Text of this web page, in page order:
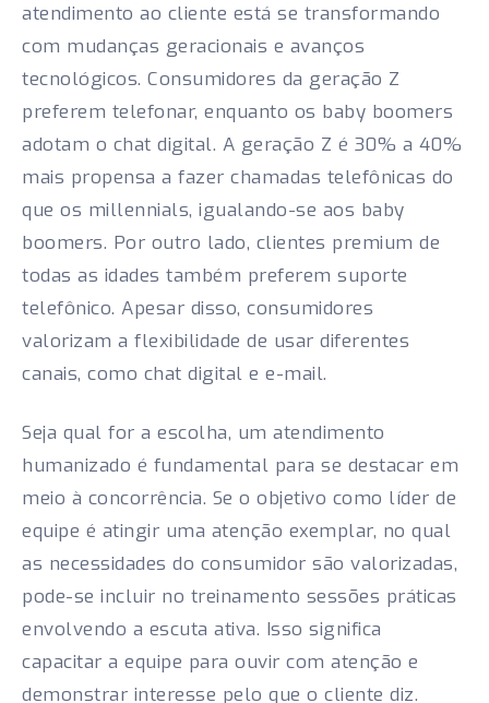
atendimento ao cliente está se transformando
com mudanças geracionais e avanços
tecnológicos. Consumidores da geração Z
preferem telefonar, enquanto os baby boomers
adotam o chat digital. A geração Z é 30% a 40%
mais propensa a fazer chamadas telefônicas do
que os millennials, igualando-se aos baby
boomers. Por outro lado, clientes premium de
todas as idades também preferem suporte
telefônico. Apesar disso, consumidores
valorizam a flexibilidade de usar diferentes
canais, como chat digital e e-mail.
Seja qual for a escolha, um atendimento
humanizado é fundamental para se destacar em
meio à concorrência. Se o objetivo como líder de
equipe é atingir uma atenção exemplar, no qual
as necessidades do consumidor são valorizadas,
pode-se incluir no treinamento sessões práticas
envolvendo a escuta ativa. Isso significa
capacitar a equipe para ouvir com atenção e
demonstrar interesse pelo que o cliente diz.